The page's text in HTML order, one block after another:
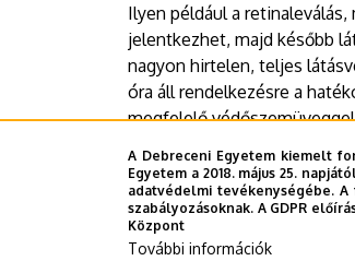
Ilyen például a
jelentkezhet, majd később
nagyon hirtelen, teljes
óra áll rendelkezésre a
megfelelő
használjunk
Sajtóközpont - CzA
A Debreceni Egyetem kiemelt
Egyetem a 2018. május 25.
adatvédelmi tevékenységébe.
szabályozásoknak. A GDPR
Központ
További információk